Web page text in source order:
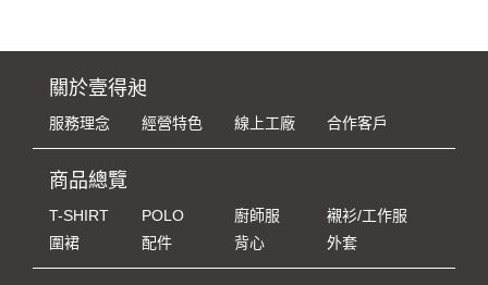
關於壹得昶
服務理念 經營特色 線上工廠 合作客戶
商品總覽
T-SHIRT POLO 廚師服
襯衫/工作服
圍裙
配件 背心 外套